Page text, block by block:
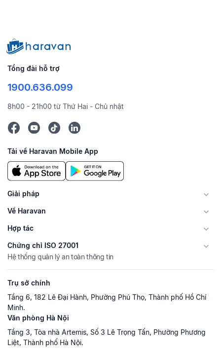
Tổng đài hỗ trợ
1900.636.099
8h00 - 21h00 từ Thứ Hai - Chủ nhật
Tải về Haravan Mobile App
Giải pháp
Về Haravan
Hợp tác
Chứng chỉ ISO 27001
Hệ thống quản lý an toàn thông tin
Trụ sở chính
Tầng 6, 182 Lê Đại Hành, Phường Phú Thọ, Thành phố Hồ Chí
Minh.
Văn phòng Hà Nội
Tầng 3, Tòa nhà Artemis, Số 3 Lê Trọng Tấn, Phường Phương
Liệt, Thành phố Hà Nội.